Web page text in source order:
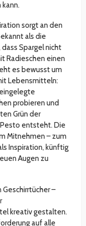
sorgt an den
als die
Spargel nicht
Radieschen einen
es bewusst um
Lebensmitteln:
probieren und
Grün der
entsteht. Die
Mitnehmen – zum
Inspiration, künftig
Augen zu
–
kreativ gestalten.
auf alle